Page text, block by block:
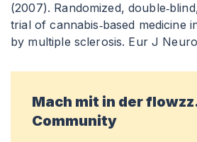
(2007). Randomized,
trial of cannabis‑based medicine
by multiple sclerosis. Eur J
Mach mit in der
Community